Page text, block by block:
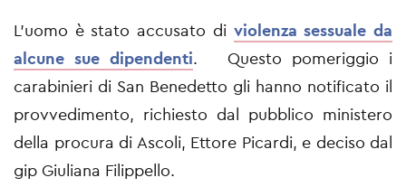
L'uomo è stato accusato di violenza sessuale da
alcune sue dipendenti. Questo pomeriggio i
carabinieri di San Benedetto gli hanno notificato il
provvedimento, richiesto dal pubblico ministero
della procura di Ascoli, Ettore Picardi, e deciso dal
gip Giuliana Filippello.